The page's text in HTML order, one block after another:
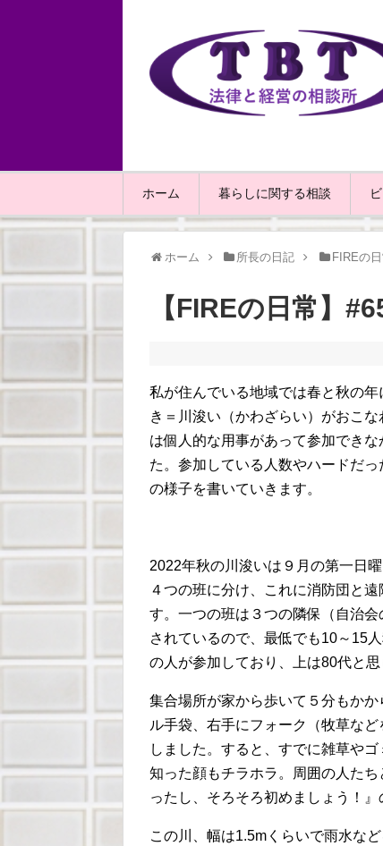
ホーム 暮らしに関する相談
ホーム 所長の日記 FIREの
【FIREの日常】
私が住んでいる地域では春と秋の
き＝川浚い（かわざらい）がおこ
は個人的な用事があって参加でき
た。参加している人数やハードだ
の様子を書いていきます。
2022年秋の川浚いは９月の第一日
４つの班に分け、これに消防団と
す。一つの班は３つの隣保（自治
されているので、最低でも10～15
の人が参加しており、上は80代と
集合場所が家から歩いて５分もか
ル手袋、右手にフォーク（牧草な
しました。すると、すでに雑草や
知った顔もチラホラ。周囲の人た
ったし、そろそろ初めましょう！
この川、幅は1.5mくらいで雨水な